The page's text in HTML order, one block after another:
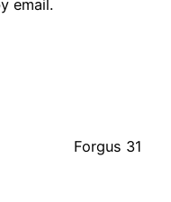
email.
Forgus 31